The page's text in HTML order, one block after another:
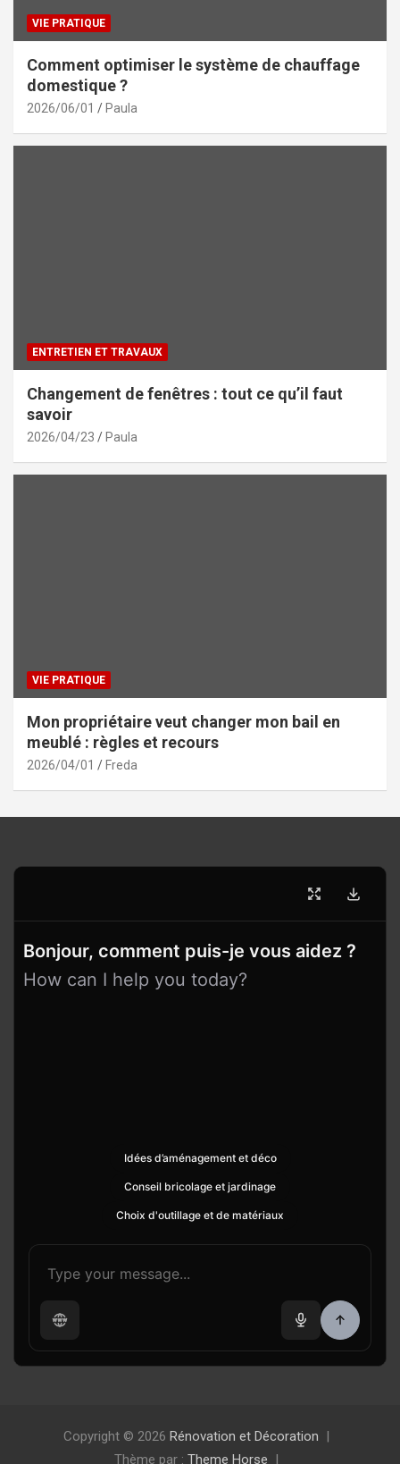
VIE PRATIQUE
Comment optimiser le système de chauffage
domestique ?
2026/06/01 Paula
ENTRETIEN ET TRAVAUX
Changement de fenêtres : tout ce qu’il faut
savoir
2026/04/23 Paula
VIE PRATIQUE
Mon propriétaire veut changer mon bail en
meublé : règles et recours
2026/04/01 Freda
Bonjour, comment puis-je vous aidez ?
How can I help you today?
Idées d’aménagement et déco
Conseil bricolage et jardinage
Choix d'outillage et de matériaux
Copyright © 2026 Rénovation et Décoration
Thème par : Theme Horse